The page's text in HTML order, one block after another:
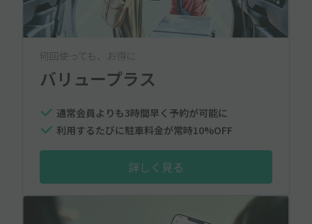
何回使っても、お得に
バリュープラス
通常会員よりも3時間早く予約が可能に
利用するたびに駐車料金が常時10%OFF
詳しく見る